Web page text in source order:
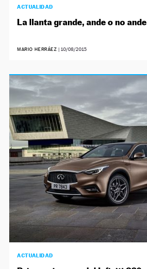
ACTUALIDAD
La llanta grande, ande o no ande
MARIO HERRÁEZ | 10/08/2015
ACTUALIDAD